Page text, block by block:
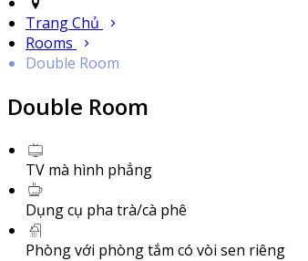
Trang Chủ
Rooms
Double Room
Double Room
TV mà hình phẳng
Dụng cụ pha trà/cà phê
Phòng với phòng tắm có vòi sen riêng